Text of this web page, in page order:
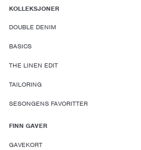
KOLLEKSJONER
DOUBLE DENIM
BASICS
THE LINEN EDIT
TAILORING
SESONGENS FAVORITTER
FINN GAVER
GAVEKORT